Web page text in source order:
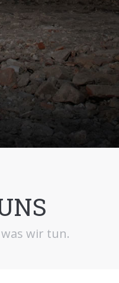
wir tun.